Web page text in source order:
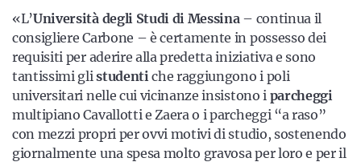
«L’Università degli Studi di Messina– continua il
consigliere Carbone – è certamente in possesso dei
requisiti per aderire alla predetta iniziativa e sono
tantissimi glistudentiche raggiungono i poli
universitari nelle cui vicinanze insistono iparcheggi
multipiano Cavallotti e Zaera o i parcheggi “a raso”
con mezzi propri per ovvi motivi di studio, sostenendo
giornalmente una spesa molto gravosa per loro e per il